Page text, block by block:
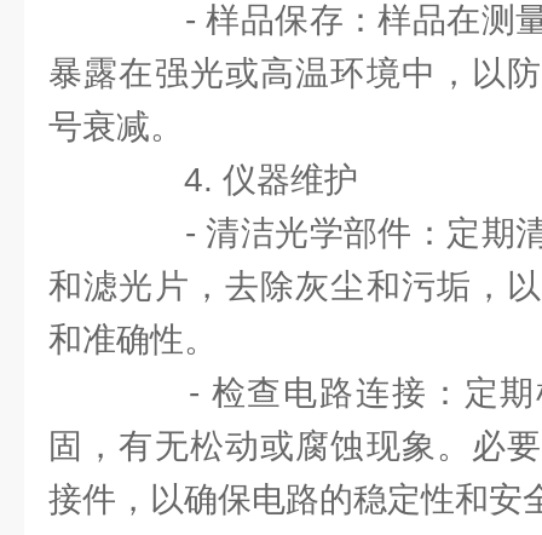
- 样品保存：样品在测量
暴露在强光或高温环境中，以
号衰减。
4. 仪器维护
- 清洁光学部件：定期清
和滤光片，去除灰尘和污垢，
和准确性。
- 检查电路连接：定期
固，有无松动或腐蚀现象。必
接件，以确保电路的稳定性和安